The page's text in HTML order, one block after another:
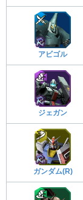
アビゴル
ジェガン
ガンダム(R)